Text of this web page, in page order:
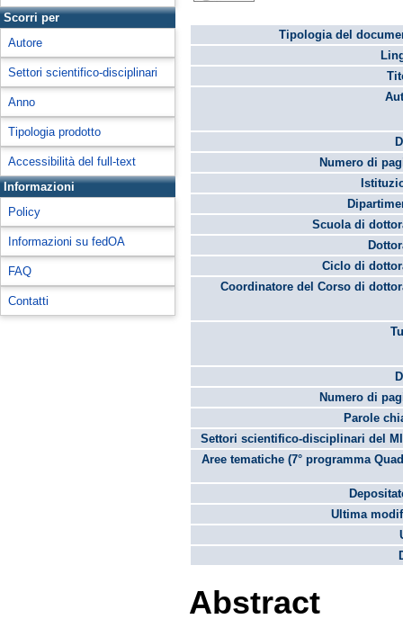
Scorri per
Autore
Settori scientifico-disciplinari
Anno
Tipologia prodotto
Accessibilità del full-text
Informazioni
Policy
Informazioni su fedOA
FAQ
Contatti
Tipologia del
Numero di
Scuola di
Ciclo di
Coordinatore del Corso di
Numero di
Parole
Settori scientifico-disciplinari del
Aree tematiche (7° programma
Ultima
Abstract